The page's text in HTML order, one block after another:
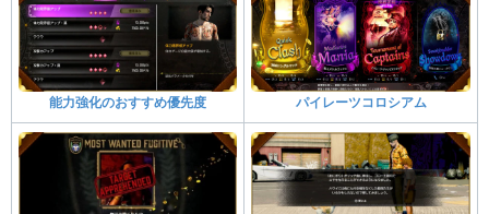
能力強化のおすすめ優先度 パイレーツコロシアム